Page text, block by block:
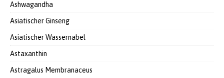
Ashwagandha
Asiatischer Ginseng
Asiatischer Wassernabel
Astaxanthin
Astragalus Membranaceus